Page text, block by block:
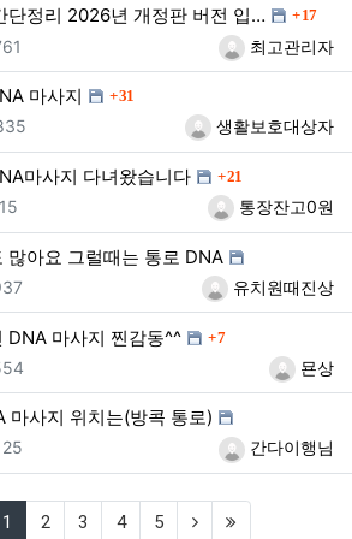
단정리 2026년 개정판 버전 입… 댓글
17
등록자최고관리자
마사지 댓글
31
등록자생활보호대상자
마사지 다녀왔습니다 댓글
21
등록자통장잔고0원
많아요 그럴때는 통로 DNA
등록자유치원때진상
DNA 마사지 찐감동^^ 댓글
7
등록자묜상
마사지 위치는(방콕 통로)
등록자간다이행님
1 (current)
2 3 4 5 (next)